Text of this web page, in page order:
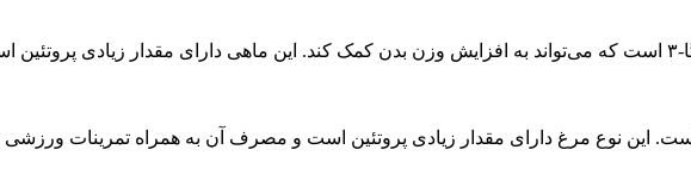
ماهی قزل آلا یکی از بهترین منابع پروتئین و اسیدهای چرب امگا-۳ است که می‌تواند به افزایش وزن بدن کمک کند. این ماهی
این نوع مرغ دارای مقدار زیادی پروتئین است و مصرف آن به همراه تمرینات